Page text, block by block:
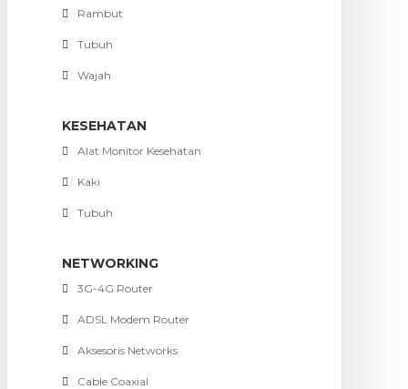
Rambut
Tubuh
Wajah
KESEHATAN
Alat Monitor Kesehatan
Kaki
Tubuh
NETWORKING
3G-4G Router
ADSL Modem Router
Aksesoris Networks
Cable Coaxial